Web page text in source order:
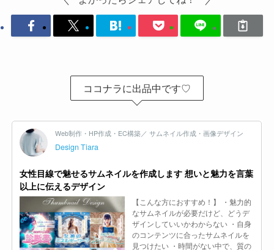
ココナラに出品中です♡